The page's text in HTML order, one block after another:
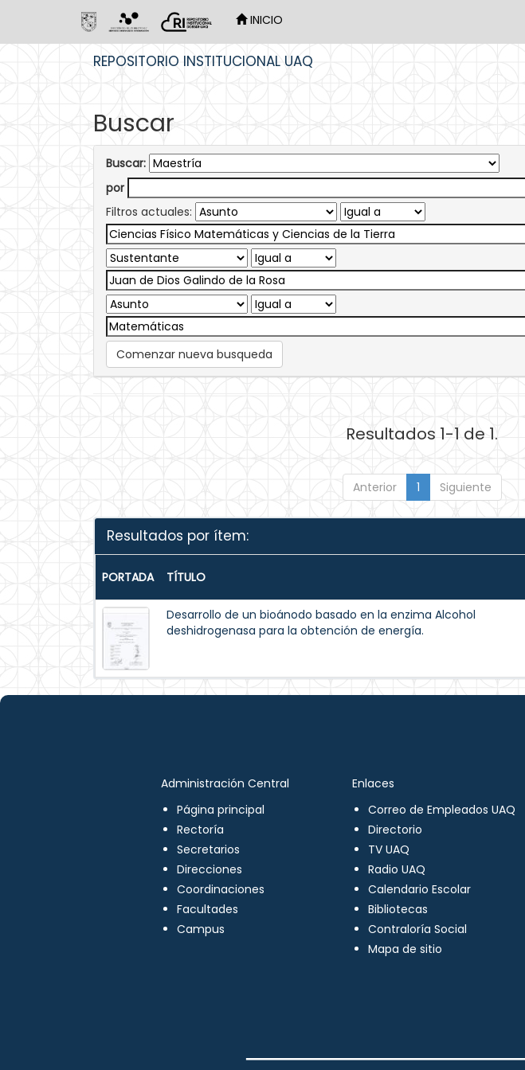
INICIO
REPOSITORIO INSTITUCIONAL UAQ
Buscar
Buscar:
por
Filtros actuales:
Comenzar nueva busqueda
Resultados 1-1 de 1.
Anterior 1 Siguiente
Resultados por ítem:
PORTADA TÍTULO
Desarrollo de un bioánodo basado en la enzima Alcohol
deshidrogenasa para la obtención de energía.
Administración Central
Página principal
Rectoría
Secretarios
Direcciones
Coordinaciones
Facultades
Campus
Enlaces
Correo de Empleados UAQ
Directorio
TV UAQ
Radio UAQ
Calendario Escolar
Bibliotecas
Contraloría Social
Mapa de sitio